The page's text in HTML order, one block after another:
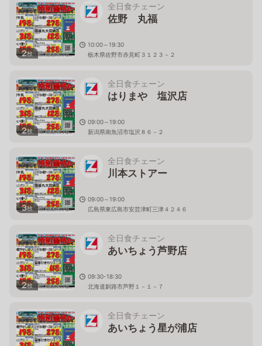
2枚
全日食チェーン
佐野 丸福
10:00～19:30
栃木県佐野市赤見町３１２３－２
2枚
全日食チェーン
はりまや 塩沢店
09:00～19:00
新潟県南魚沼市塩沢８６－２
3枚
全日食チェーン
川本ストアー
09:00～19:00
広島県東広島市安芸津町三津４２４６
2枚
全日食チェーン
あいちょう芦野店
09:30-18:30
北海道釧路市芦野１－１－７
全日食チェーン
あいちょう星が浦店